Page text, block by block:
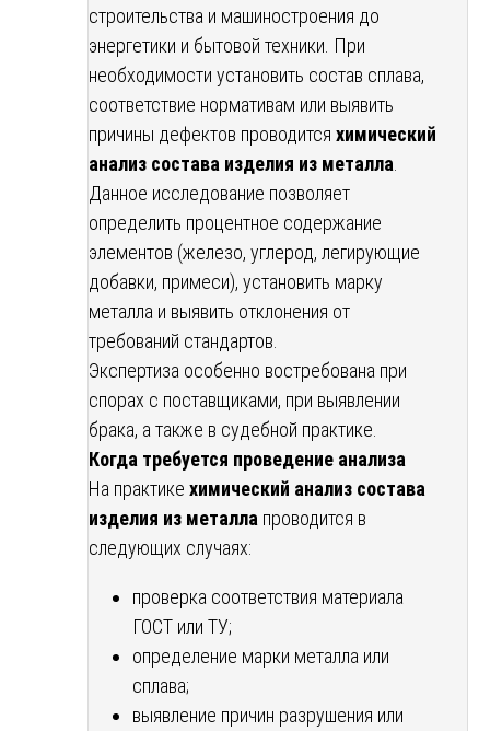
строительства и машиностроения до
энергетики и бытовой техники. При
необходимости установить состав сплава,
соответствие нормативам или выявить
причины дефектов проводится химический
анализ состава изделия из металла
Данное исследование позволяет
определить процентное содержание
элементов (железо, углерод, легирующие
добавки, примеси), установить марку
металла и выявить отклонения от
требований стандартов.
Экспертиза особенно востребована при
спорах с поставщиками, при выявлении
брака, а также в судебной практике.
Когда требуется проведение анализа
На практике химический анализ состава
изделия из металла проводится в
следующих случаях:
проверка соответствия материала
ГОСТ или ТУ;
определение марки металла или
сплава;
выявление причин разрушения или